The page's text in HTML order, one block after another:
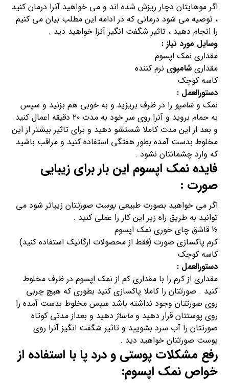
اگر موهایتان دچار ریزش شده اند و می خواهید آنرا درمان کنید
، توصیه می شود درمانی که در ادامه این مطلب بیان می کنیم
را انجام دهید ، تاثیر شگفت انگیز آنرا خواهید دید .
وسایل مورد نیاز :
مقداری نمک اپسوم
مقداریشامپوی نرم کننده
کاسه کوچک
دستورالعمل :
نمک وشامپو را در ظرف بریزید و به خوبی هم بزنید و سپس
به حمام بروید و آنرا روی سر خود به مدت ۲۰ دقیقه اعمال کنید
و بعد از این مدت کاملا شستشو دهید و برای تاثیر بیشتر از این
مخلوط بدست آمده بطور هفتگی استفاده کنید و مراقب باشید
که وارد چشمانتان نشود .
فایده نمک اپسوم این بار برایزیبایی
صورت :
اگر می خواهید بصورت طبیعیپوست صورتتان زیباتر شود می
توانید به طریق راه زیر این کار را عملی کنید .
½ قاشق چای خوری نمک اپسوم
کرم پاکسازی صورت (فقط از محصولات ارگانیک استفاده کنید)
کاسه کوچک
دستورالعمل :
مقداری از کرم را با مقداری کم از نمک اپسوم در ظرف مخلوط
کنید . صورتتان را کاملا پاکسازی کنید بطوری که هیچ چربی
روی صورتتان وجود نداشته باشد سپس مخلوط بدست آمده را
روی پوستتان قرار دهید وماساژ دهید و بعداز مدتی کوتاه
صورتتان را آب سرد بشویید و تاثیر شگفت انگیز آنرا روی
پوست صورتتان خواهید دید .
رفع مشکلات پوستی و درد پا با استفاده از
خواص نمک اپسوم: